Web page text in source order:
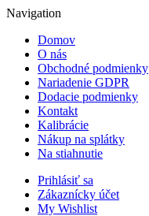
Navigation
Domov
O nás
Obchodné podmienky
Nariadenie GDPR
Dodacie podmienky
Kontakt
Kalibrácie
Nákup na splátky
Na stiahnutie
Prihlásiť sa
Zákaznícky účet
My Wishlist